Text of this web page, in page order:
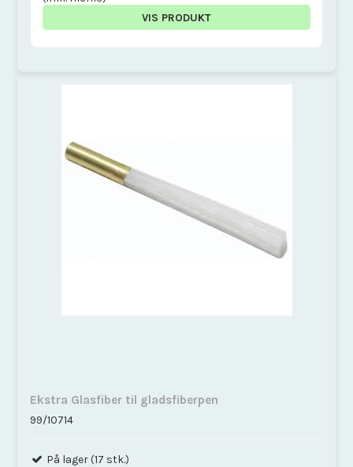
VIS PRODUKT
Ekstra Glasfiber til gladsfiberpen
99/10714
På lager (17 stk.)